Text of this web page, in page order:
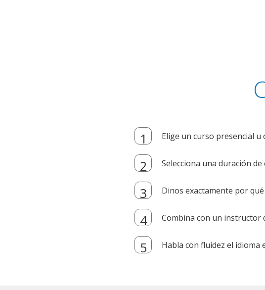
Elige un curso presencial u
Selecciona una duración
Dinos exactamente por
Combina con un instructor
Habla con fluidez el idioma